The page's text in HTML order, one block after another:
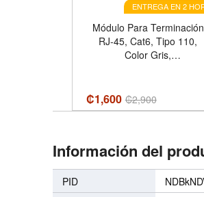
ENTREGA EN 2
Módulo Para Terminación
RJ-45, Cat6, Tipo 110,
Color Gris,
₡1,600 ₡2,900
Información del
PID